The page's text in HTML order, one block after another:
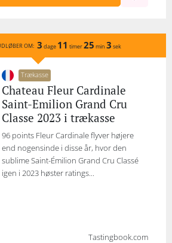
OM: 3 dage 11 timer25 min 3 sek
Trækasse
Chateau Fleur Cardinale
Saint-Emilion Grand Cru
Classe 2023 i trækasse
96 points Fleur Cardinale flyver højere
end nogensinde i disse år, hvor den
sublime Saint-Émilion Grand Cru Classé
igen i 2023 høster ratings...
Tastingbook.com